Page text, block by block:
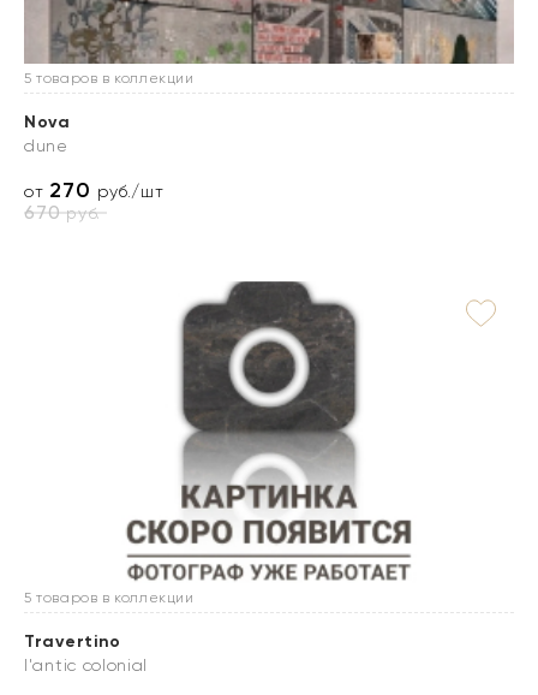
5 товаров в коллекции
Nova
dune
от 270 руб./шт
670руб.
5 товаров в коллекции
Travertino
l'antic colonial